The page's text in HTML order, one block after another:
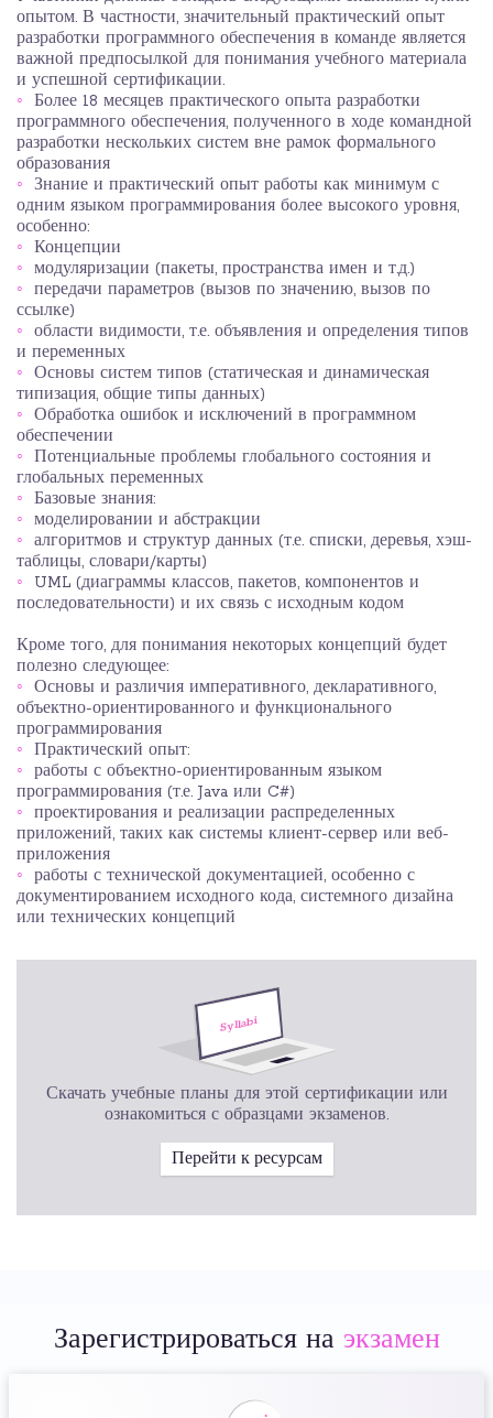
опытом. В частности, значительный практический опыт
разработки программного обеспечения в команде является
важной предпосылкой для понимания учебного материала
и успешной сертификации.
Более 18 месяцев практического опыта разработки
программного обеспечения, полученного в ходе командной
разработки нескольких систем вне рамок формального
образования
Знание и практический опыт работы как минимум с
одним языком программирования более высокого уровня,
особенно:
Концепции
модуляризации (пакеты, пространства имен и т.д.)
передачи параметров (вызов по значению, вызов по
ссылке)
области видимости, т.е. объявления и определения типов
и переменных
Основы систем типов (статическая и динамическая
типизация, общие типы данных)
Обработка ошибок и исключений в программном
обеспечении
Потенциальные проблемы глобального состояния и
глобальных переменных
Базовые знания:
моделировании и абстракции
алгоритмов и структур данных (т.е. списки, деревья, хэш-
таблицы, словари/карты)
UML (диаграммы классов, пакетов, компонентов и
последовательности) и их связь с исходным кодом
Кроме того, для понимания некоторых концепций будет
полезно следующее:
Основы и различия императивного, декларативного,
объектно-ориентированного и функционального
программирования
Практический опыт:
работы с объектно-ориентированным языком
программирования (т.е. Java или C#)
проектирования и реализации распределенных
приложений, таких как системы клиент-сервер или веб-
приложения
работы с технической документацией, особенно с
документированием исходного кода, системного дизайна
или технических концепций
Скачать учебные планы для этой сертификации или
ознакомиться с образцами экзаменов.
Перейти к ресурсам
Зарегистрироваться на экзамен